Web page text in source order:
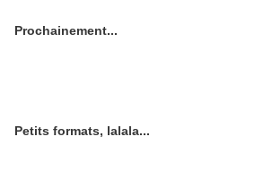
Prochainement...
Petits formats, lalala...